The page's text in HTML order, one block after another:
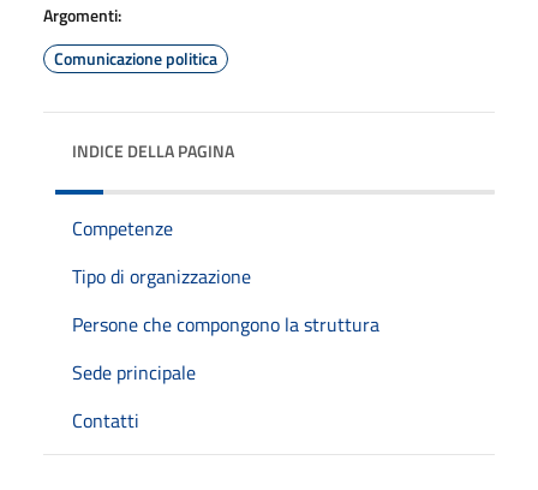
Argomenti:
Comunicazione politica
INDICE DELLA PAGINA
Competenze
Tipo di organizzazione
Persone che compongono la struttura
Sede principale
Contatti